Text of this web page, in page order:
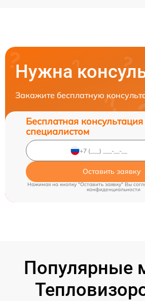
Нужна
Закажите бесплатную
Бесплатная консультация
специалистом
Оставить заявку
Нажимая на кнопку "Оставить заявку" Вы
конфиденциальности
Популярные